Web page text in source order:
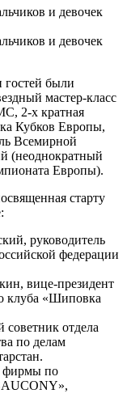
и девочек
и девочек
гостей были
мастер-класс
2-х кратная
Кубков Европы,
Всемирной
(неоднократный
Европы).
старту
руководитель
федерации
вице-президент
клуба «Шиповка
отдела
по делам
фирмы по